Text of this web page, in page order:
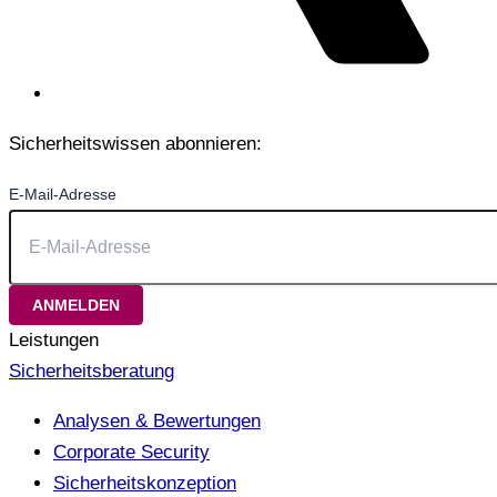
Sicherheitswissen abonnieren:
E-Mail-Adresse
Leistungen
Sicherheitsberatung
Analysen & Bewertungen
Corporate Security
Sicherheitskonzeption